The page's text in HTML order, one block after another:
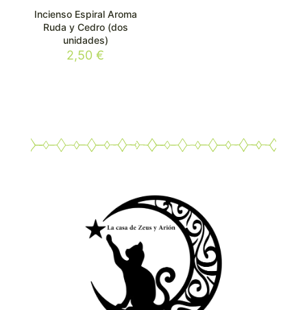
Incienso Espiral Aroma
Ruda y Cedro (dos
unidades)
2,50€